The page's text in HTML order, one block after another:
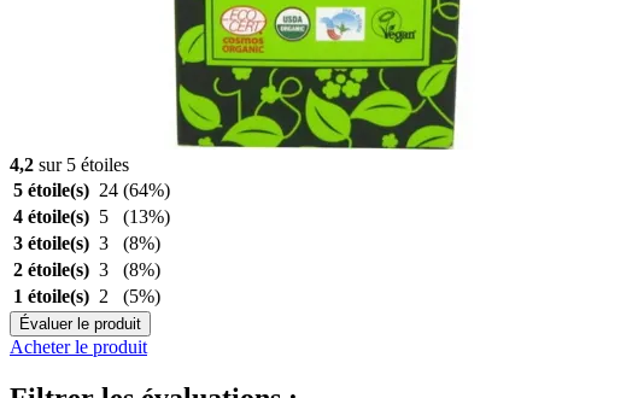
4,2 sur 5 étoiles
5 étoile(s) 24 (64%)
4 étoile(s) 5
(13%)
3 étoile(s) 3
(8%)
2 étoile(s) 3
(8%)
1 étoile(s) 2 (5%)
Évaluer le produit
Acheter le produit